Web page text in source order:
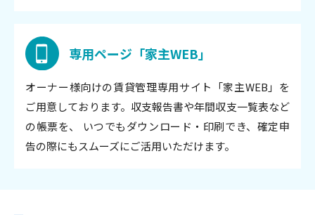
専用ページ「家主WEB」
オーナー様向けの賃貸管理専用サイト「家主WEB」を
ご用意しております。収支報告書や年間収支一覧表など
の帳票を、 いつでもダウンロード・印刷でき、確定申
告の際にもスムーズにご活用いただけます。